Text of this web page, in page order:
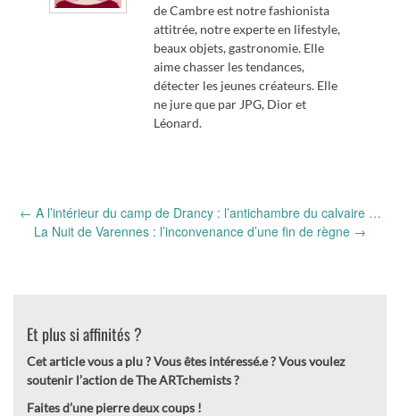
de Cambre est notre fashionista
attitrée, notre experte en lifestyle,
beaux objets, gastronomie. Elle
aime chasser les tendances,
détecter les jeunes créateurs. Elle
ne jure que par JPG, Dior et
Léonard.
Post
navigation
← A l’intérieur du camp de Drancy : l’antichambre du calvaire …
La Nuit de Varennes : l’inconvenance d’une fin de règne →
Et plus si affinités ?
Cet article vous a plu ? Vous êtes intéressé.e ?Vous voulez
soutenir l’action de The ARTchemists ?
Faites d’une pierre deux coups !